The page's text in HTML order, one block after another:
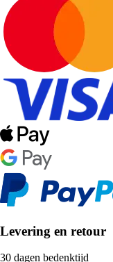
Levering en retour
30 dagen bedenktijd